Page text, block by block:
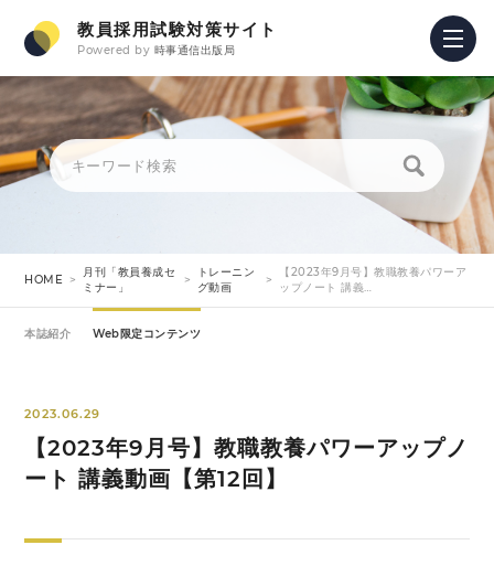
教員採用試験対策サイト
Powered by 時事通信出版局
HOME
月刊「教員養成セ
ミナー」
トレーニン
グ動画
【2023年9月号】教職教養パワーア
ップノート 講義…
本誌紹介 Web限定コンテンツ
2023.06.29
【2023年9月号】教職教養パワーアップノ
ート 講義動画【第12回】